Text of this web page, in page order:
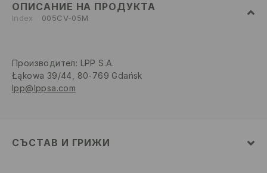
ОПИСАНИЕ НА ПРОДУКТА
Index 005CV-05M
Производител: LPP S.A.
Łąkowa 39/44, 80-769 Gdańsk
lpp@lppsa.com
СЪСТАВ И ГРИЖИ